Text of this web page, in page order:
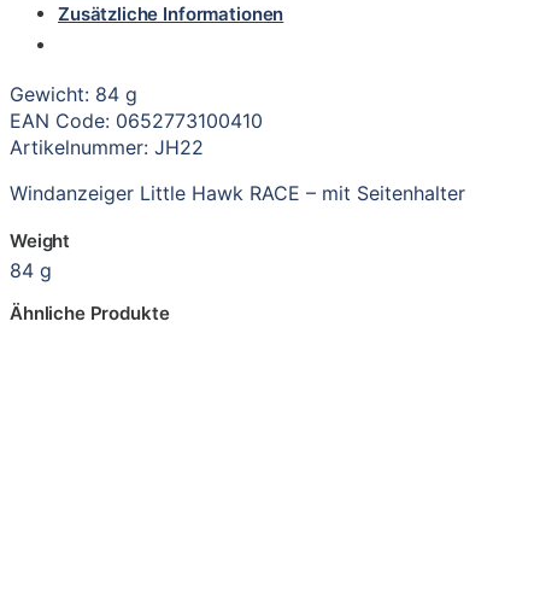
Zusätzliche Informationen
Gewicht: 84 g
EAN Code: 0652773100410
Artikelnummer: JH22
Windanzeiger Little Hawk RACE – mit Seitenhalter
Weight
84 g
Ähnliche Produkte